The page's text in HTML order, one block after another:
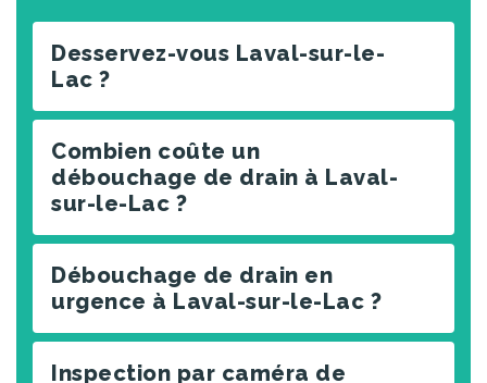
Desservez-vous Laval-sur-le-
Lac ?
Combien coûte un
débouchage de drain à Laval-
sur-le-Lac ?
Débouchage de drain en
urgence à Laval-sur-le-Lac ?
Inspection par caméra de